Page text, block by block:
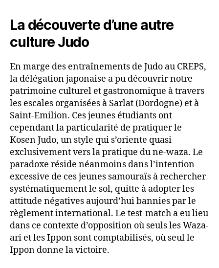
La découverte d’une autre
culture Judo
En marge des entraînements de Judo au CREPS,
la délégation japonaise a pu découvrir notre
patrimoine culturel et gastronomique à travers
les escales organisées à Sarlat (Dordogne) et à
Saint-Emilion. Ces jeunes étudiants ont
cependant la particularité de pratiquer le
Kosen Judo, un style qui s’oriente quasi
exclusivement vers la pratique du ne-waza. Le
paradoxe réside néanmoins dans l’intention
excessive de ces jeunes samouraïs à rechercher
systématiquement le sol, quitte à adopter les
attitude négatives aujourd’hui bannies par le
règlement international. Le test-match a eu lieu
dans ce contexte d’opposition où seuls les Waza-
ari et les Ippon sont comptabilisés, où seul le
Ippon donne la victoire.